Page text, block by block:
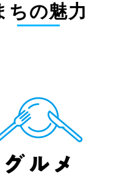
ちの魅力